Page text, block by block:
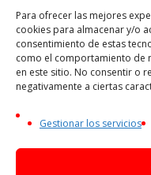
Para ofrecer las mejores
cookies para almacenar y/o
consentimiento de estas
como el comportamiento de
en este sitio. No consentir o
negativamente a ciertas
Gestionar los servicios
Términos y
Política de Privacidad
Política de Cookies
Aviso Legal
PARTY - Nº Licencia
NIF Persona Física -